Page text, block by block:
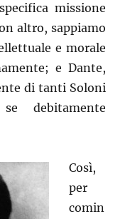
missione
altro, sappiamo
e morale
e Dante,
di tanti Soloni
debitamente
Così,
per
comin